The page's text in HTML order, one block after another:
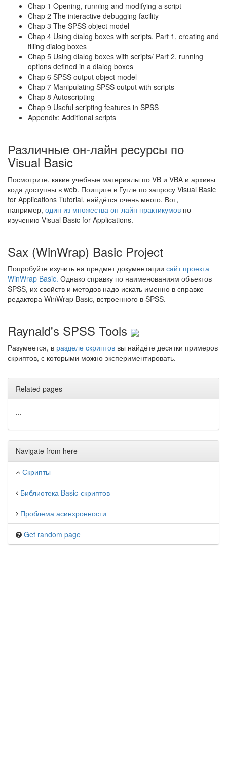
Chap 1 Opening, running and modifying a script
Chap 2 The interactive debugging facility
Chap 3 The SPSS object model
Chap 4 Using dialog boxes with scripts. Part 1, creating and
filling dialog boxes
Chap 5 Using dialog boxes with scripts/ Part 2, running
options defined in a dialog boxes
Chap 6 SPSS output object model
Chap 7 Manipulating SPSS output with scripts
Chap 8 Autoscripting
Chap 9 Useful scripting features in SPSS
Appendix: Additional scripts
Различные он-лайн ресурсы по
Visual Basic
Посмотрите, какие учебные материалы по VB и VBA и архивы
кода доступны в web. Поищите в Гугле по запросу Visual Basic
for Applications Tutorial, найдётся очень много. Вот,
например, один из множества он-лайн практикумов по
изучению Visual Basic for Applications.
Sax (WinWrap) Basic Project
Попробуйте изучить на предмет документации сайт проекта
WinWrap Basic. Однако справку по наименованиям объектов
SPSS, их свойств и методов надо искать именно в справке
редактора WinWrap Basic, встроенного в SPSS.
Raynald's SPSS Tools
Разумеется, в разделе скриптов вы найдёте десятки примеров
скриптов, с которыми можно экспериментировать.
Related pages
...
Navigate from here
Скрипты
Библиотека Basic-скриптов
Проблема асинхронности
Get random page